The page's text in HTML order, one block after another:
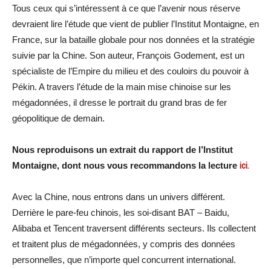
Tous ceux qui s’intéressent à ce que l’avenir nous réserve
devraient lire l’étude que vient de publier l’Institut Montaigne, en
France, sur la bataille globale pour nos données et la stratégie
suivie par la Chine. Son auteur, François Godement, est un
spécialiste de l’Empire du milieu et des couloirs du pouvoir à
Pékin. A travers l’étude de la main mise chinoise sur les
mégadonnées, il dresse le portrait du grand bras de fer
géopolitique de demain.
Nous reproduisons un extrait du rapport de l’Institut
Montaigne, dont nous vous recommandons la lecture ici.
Avec la Chine, nous entrons dans un univers différent.
Derrière le pare-feu chinois, les soi-disant BAT – Baidu,
Alibaba et Tencent traversent différents secteurs. Ils collectent
et traitent plus de mégadonnées, y compris des données
personnelles, que n’importe quel concurrent international.